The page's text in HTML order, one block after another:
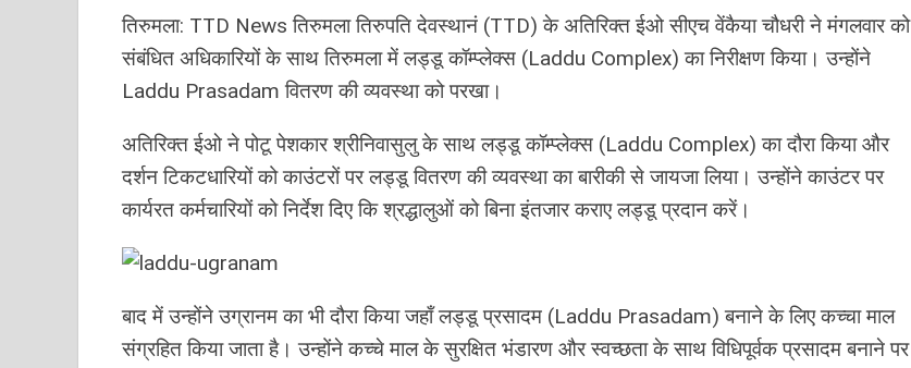
तिरुमला: TTD News तिरुमला तिरुपति देवस्‍थानं (TTD) के अतिरिक्त ईओ सीएच वेंकैया चौधरी ने मंगलवार को
संबंधित अधिकारियों के साथ तिरुमला में लड्डू कॉम्प्लेक्स (Laddu Complex) का निरीक्षण किया। उन्‍होंने
Laddu Prasadam वितरण की व्‍यवस्‍था को परखा।
अतिरिक्त ईओ ने पोटू पेशकार श्रीनिवासुलु के साथ लड्डू कॉम्प्लेक्स (Laddu Complex) का दौरा किया और
दर्शन टिकटधारियों को काउंटरों पर लड्डू वितरण की व्‍यवस्‍था का बारीकी से जायजा लिया। उन्‍होंने काउंटर पर
कार्यरत कर्मचारियों को निर्देश दिए कि श्रद्धालुओं को बिना इंतजार कराए लड्डू प्रदान करें।
बाद में उन्होंने उग्रानम का भी दौरा किया जहाँ लड्डू प्रसादम (Laddu Prasadam) बनाने के लिए कच्चा माल
संग्रहि‍त किया जाता है। उन्‍होंने कच्‍चे माल के सुरक्षित भंडारण और स्‍वच्‍छता के साथ विधिपूर्वक प्रसादम बनाने पर